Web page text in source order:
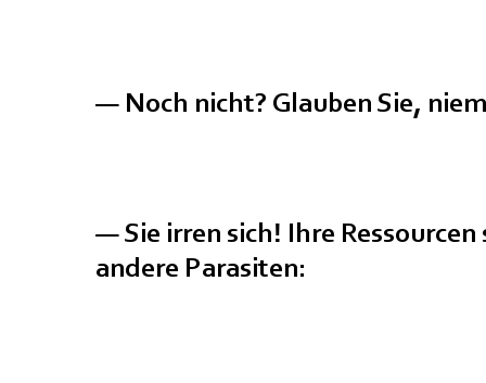
— Noch nicht? Glauben Sie,
— Sie irren sich! Ihre
andere Parasiten: